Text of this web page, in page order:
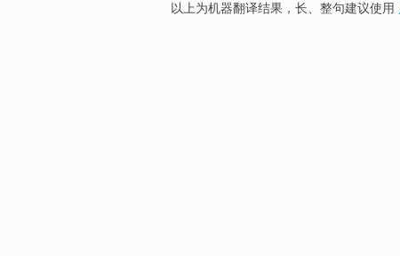
以上为机器翻译结果，长、整句建议使用